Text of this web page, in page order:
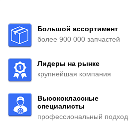
Большой ассортимент
более 900 000 запчастей
Лидеры на рынке
крупнейшая компания
Высококлассные
специалисты
профессиональный подход